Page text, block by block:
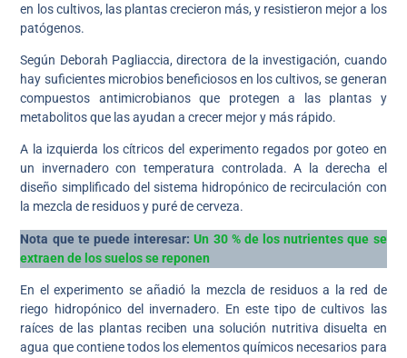
en los cultivos, las plantas crecieron más, y resistieron mejor a los
patógenos.
Según Deborah Pagliaccia, directora de la investigación, cuando
hay suficientes microbios beneficiosos en los cultivos, se generan
compuestos antimicrobianos que protegen a las plantas y
metabolitos que las ayudan a crecer mejor y más rápido.
A la izquierda los cítricos del experimento regados por goteo en
un invernadero con temperatura controlada. A la derecha el
diseño simplificado del sistema hidropónico de recirculación con
la mezcla de residuos y puré de cerveza.
Nota que te puede interesar:Un 30 % de los nutrientes que se
extraen de los suelos se reponen
En el experimento se añadió la mezcla de residuos a la red de
riego hidropónico del invernadero. En este tipo de cultivos las
raíces de las plantas reciben una solución nutritiva disuelta en
agua que contiene todos los elementos químicos necesarios para